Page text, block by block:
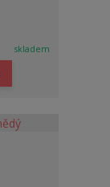
skladem